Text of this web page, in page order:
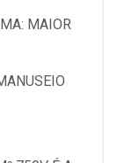
MAIOR